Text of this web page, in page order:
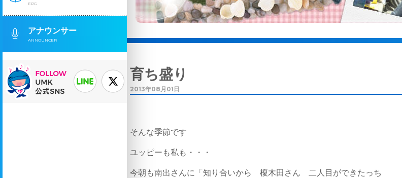
EPG
アナウンサー
ANNOUNCER
育ち盛り
2013年08月01日
そんな季節です
ユッピーも私も・・・
今朝も南出さんに「知り合いから 榎木田さん 二人目ができたっち